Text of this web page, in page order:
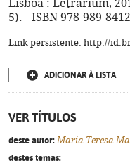
Lisboa : Letrarium,
5). - ISBN 978-989-
Link persistente: http://
ADICIONAR À LISTA
VER TÍTULOS
deste autor: Maria Teresa
destes temas: